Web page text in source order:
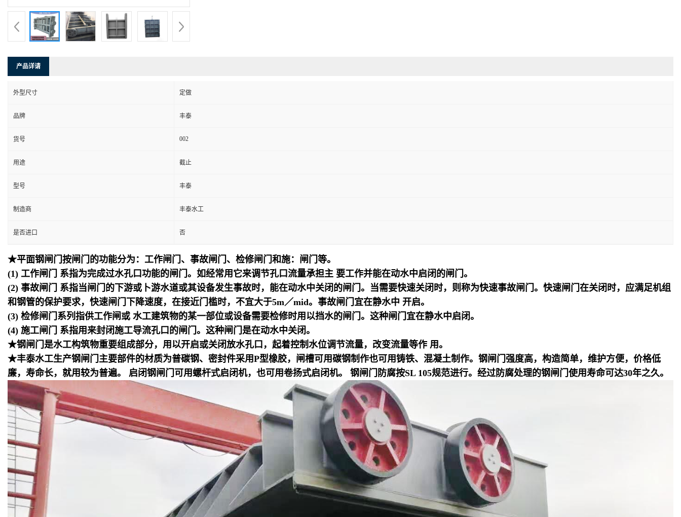
产品详请
外型尺寸 定做
品牌 丰泰
货号 002
用途 截止
型号 丰泰
制造商 丰泰水工
是否进口 否
★平面钢闸门按闸门的功能分为：工作闸门、事故闸门、检修闸门和施：闸门等。
(1) 工作闸门 系指为完成过水孔口功能的闸门。如经常用它来调节孔口流量承担主 要工作并能在动水中启闭的闸门。
(2) 事故闸门 系指当闸门的下游或卜游水道或其设备发生事故时，能在动水中关闭的闸门。当需要快速关闭时，则称为快速事故闸门。快速闸门在关闭时，应满足机组
和钢管的保护要求，快速闸门下降速度，在接近门槛时，不宜大于5m／mid。事故闸门宜在静水中 开启。
(3) 检修闸门系列指供工作闸或 水工建筑物的某一部位或设备需要检修时用以挡水的闸门。这种闸门宜在静水中启闭。
(4) 施工闸门 系指用来封闭施工导流孔口的闸门。这种闸门是在动水中关闭。
★钢闸门是水工构筑物重要组成部分，用以开启或关闭放水孔口，起着控制水位调节流量，改变流量等作 用。
★丰泰水工生产钢闸门主要部件的材质为普碳钢、密封件采用P型橡胶，闸槽可用碳钢制作也可用铸铁、混凝土制作。钢闸门强度高，构造简单，维护方便，价格低
廉，寿命长，就用较为普遍。 启闭钢闸门可用螺杆式启闭机，也可用卷扬式启闭机。 钢闸门防腐按SL 105规范进行。经过防腐处理的钢闸门使用寿命可达30年之久。